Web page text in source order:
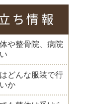
や整骨院、病院
どんな服装で行
か